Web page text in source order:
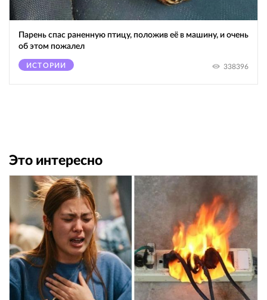
Парень спас раненную птицу, положив её в машину, и очень
об этом пожалел
ИСТОРИИ 338396
Это интересно